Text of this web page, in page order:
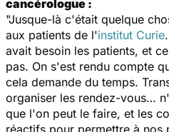
cancérologue :
"Jusque-là c'était quelque
aux patients de l'institut Curie
avait besoin les patients, et
pas. On s'est rendu compte
cela demande du temps.
organiser les rendez-vous…
que l'on peut le faire, et les